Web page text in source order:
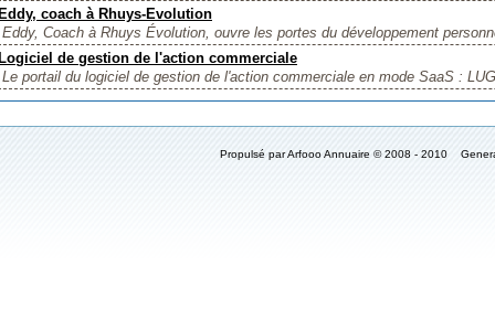
coach à Rhuys-Evolution
Eddy, Coach à Rhuys Évolution, ouvre les portes du développement
de gestion de l'action commerciale
Le portail du logiciel de gestion de l'action commerciale en mode SaaS :
Propulsé par Arfooo Annuaire © 2008 - 2010